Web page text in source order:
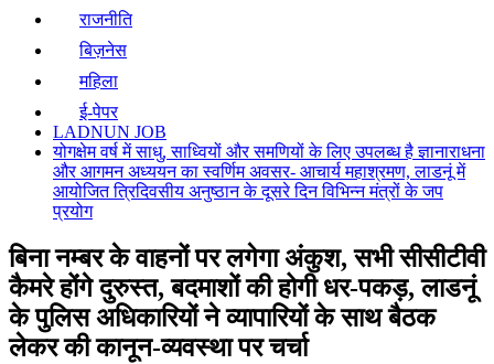
राजनीति
बिज़नेस
महिला
ई-पेपर
LADNUN JOB
योगक्षेम वर्ष में साधु, साध्वियों और समणियों के लिए उपलब्ध है ज्ञानाराधना
और आगमन अध्ययन का स्वर्णिम अवसर- आचार्य महाश्रमण, लाडनूं में
आयोजित त्रिदिवसीय अनुष्ठान के दूसरे दिन विभिन्न मंत्रों के जप
प्रयोग
बिना नम्बर के वाहनों पर लगेगा अंकुश, सभी सीसीटीवी
कैमरे होंगे दुरुस्त, बदमाशों की होगी धर-पकड़, लाडनूं
के पुलिस अधिकारियों ने व्यापारियों के साथ बैठक
लेकर की कानून-व्यवस्था पर चर्चा